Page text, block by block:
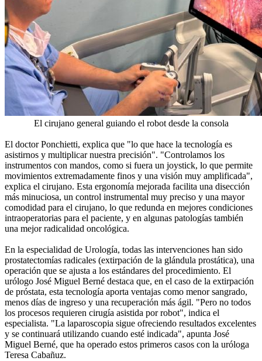
El cirujano general guiando el robot desde la consola
El doctor Ponchietti, explica que "lo que hace la tecnología es
asistirnos y multiplicar nuestra precisión". "Controlamos los
instrumentos con mandos, como si fuera un joystick, lo que permite
movimientos extremadamente finos y una visión muy amplificada",
explica el cirujano. Esta ergonomía mejorada facilita una disección
más minuciosa, un control instrumental muy preciso y una mayor
comodidad para el cirujano, lo que redunda en mejores condiciones
intraoperatorias para el paciente, y en algunas patologías también
una mejor radicalidad oncológica.
En la especialidad de Urología, todas las intervenciones han sido
prostatectomías radicales (extirpación de la glándula prostática), una
operación que se ajusta a los estándares del procedimiento. El
urólogo José Miguel Berné destaca que, en el caso de la extirpación
de próstata, esta tecnología aporta ventajas como menor sangrado,
menos días de ingreso y una recuperación más ágil. "Pero no todos
los procesos requieren cirugía asistida por robot", indica el
especialista. "La laparoscopia sigue ofreciendo resultados excelentes
y se continuará utilizando cuando esté indicada", apunta José
Miguel Berné, que ha operado estos primeros casos con la uróloga
Teresa Cabañuz.